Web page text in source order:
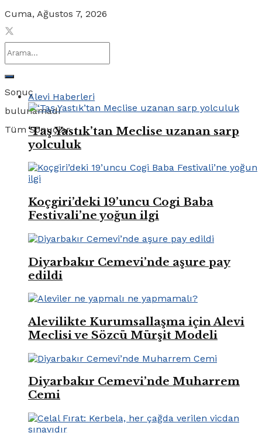
Cuma, Ağustos 7, 2026
Sonuç
bulunamadı
Tüm Sonuçlar
Alevi Haberleri
‘Taş Yastık’tan Meclise uzanan sarp
yolculuk
Koçgiri’deki 19’uncu Cogi Baba
Festivali’ne yoğun ilgi
Diyarbakır Cemevi’nde aşure pay
edildi
Alevilikte Kurumsallaşma için Alevi
Meclisi ve Sözcü Mürşit Modeli
Diyarbakır Cemevi’nde Muharrem
Cemi